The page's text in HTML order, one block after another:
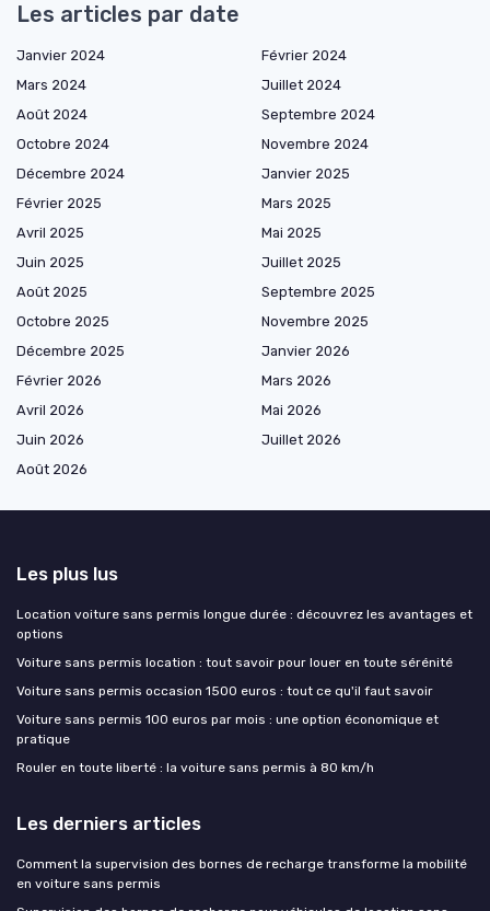
Les articles par date
Janvier 2024
Février 2024
Mars 2024
Juillet 2024
Août 2024
Septembre 2024
Octobre 2024
Novembre 2024
Décembre 2024
Janvier 2025
Février 2025
Mars 2025
Avril 2025
Mai 2025
Juin 2025
Juillet 2025
Août 2025
Septembre 2025
Octobre 2025
Novembre 2025
Décembre 2025
Janvier 2026
Février 2026
Mars 2026
Avril 2026
Mai 2026
Juin 2026
Juillet 2026
Août 2026
Les plus lus
Location voiture sans permis longue durée : découvrez les avantages et
options
Voiture sans permis location : tout savoir pour louer en toute sérénité
Voiture sans permis occasion 1500 euros : tout ce qu'il faut savoir
Voiture sans permis 100 euros par mois : une option économique et
pratique
Rouler en toute liberté : la voiture sans permis à 80 km/h
Les derniers articles
Comment la supervision des bornes de recharge transforme la mobilité
en voiture sans permis